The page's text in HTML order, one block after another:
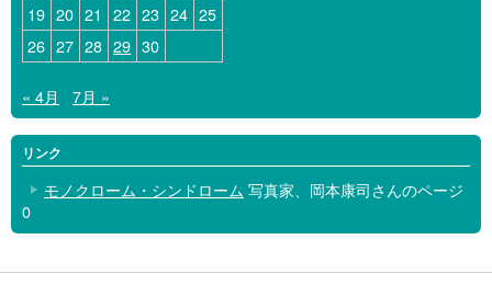
19 20 21 22 23 24 25
26 27 28 29 30
« 4月 7月 »
リンク
モノクローム・シンドローム 写真家、岡本康司さんのページ
0